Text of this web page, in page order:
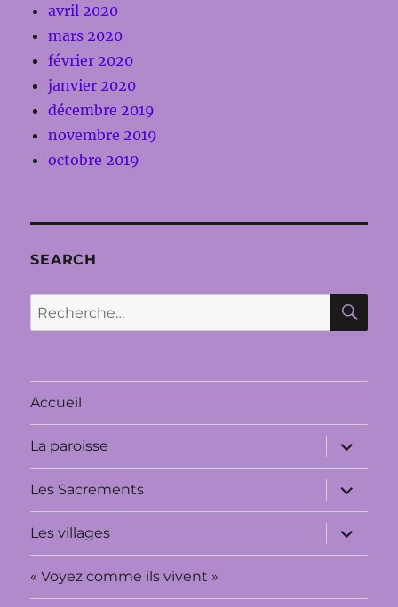
avril 2020
mars 2020
février 2020
janvier 2020
décembre 2019
novembre 2019
octobre 2019
SEARCH
Recherche
pour :
Accueil
La paroisse
ouvrir
le
sous-
menu
Les Sacrements
ouvrir
le
sous-
menu
Les villages
ouvrir
le
sous-
« Voyez comme ils vivent »